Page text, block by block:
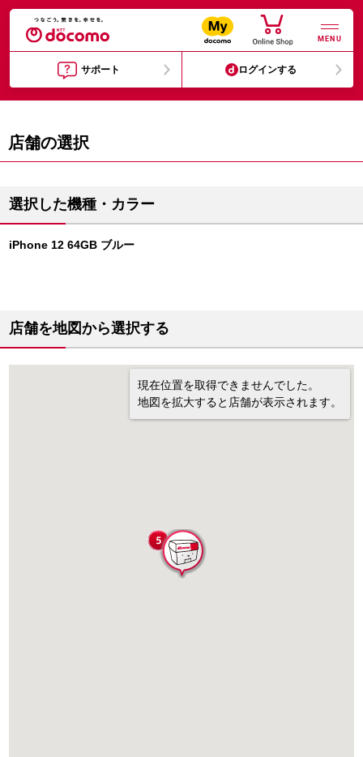
MENU
サポート ログインする
店舗の選択
選択した機種・カラー
iPhone 12 64GB ブルー
店舗を地図から選択する
現在位置を取得できませんでした。
地図を拡大すると店舗が表示されます。